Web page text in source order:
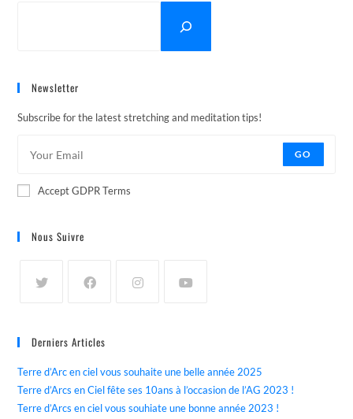
Newsletter
Subscribe for the latest stretching and meditation tips!
GO
Accept GDPR Terms
Nous Suivre
Derniers Articles
Terre d’Arc en ciel vous souhaite une belle année 2025
Terre d’Arcs en Ciel fête ses 10ans à l’occasion de l’AG 2023 !
Terre d’Arcs en ciel vous souhiate une bonne année 2023 !